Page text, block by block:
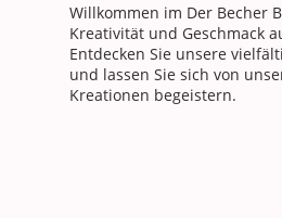
Willkommen im Der Becher
Kreativität und Geschmack
Entdecken Sie unsere
und lassen Sie sich von
Kreationen begeistern.